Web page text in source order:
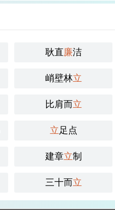
耿直廉洁
峭壁林立
比肩而立
立 足点
建章立制
三十而立